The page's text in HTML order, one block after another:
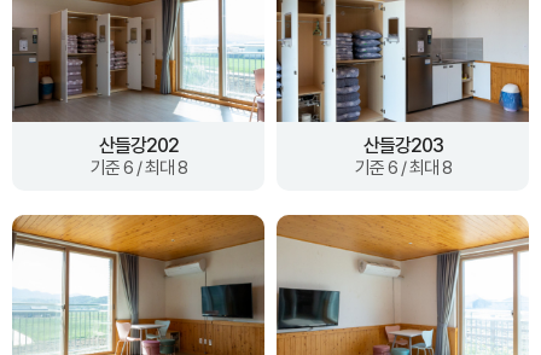
산들강202
기준 6 / 최대 8
산들강203
기준 6 / 최대 8